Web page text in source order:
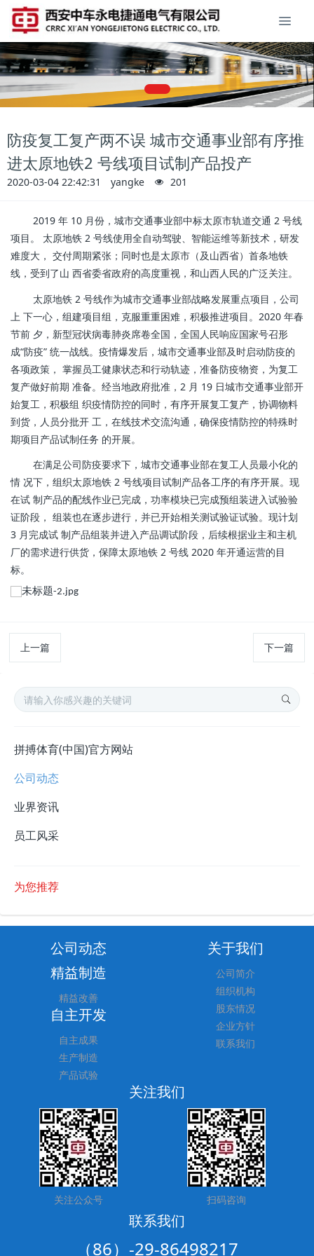
防疫复工复产两不误 城市交通事业部有序推
进太原地铁2 号线项目试制产品投产
2020-03-04 22:42:31 yangke 201
2019 年 10 月份，城市交通事业部中标太原市轨道交通 2 号线
项目。 太原地铁 2 号线使用全自动驾驶、智能运维等新技术，研发
难度大， 交付周期紧张；同时也是太原市（及山西省）首条地铁
线，受到了山 西省委省政府的高度重视，和山西人民的广泛关注。
太原地铁 2 号线作为城市交通事业部战略发展重点项目，公司
上 下一心，组建项目组，克服重重困难，积极推进项目。2020 年春
节前 夕，新型冠状病毒肺炎席卷全国，全国人民响应国家号召形
成“防疫” 统一战线。疫情爆发后，城市交通事业部及时启动防疫的
各项政策， 掌握员工健康状态和行动轨迹，准备防疫物资，为复工
复产做好前期 准备。经当地政府批准，2 月 19 日城市交通事业部开
始复工，积极组 织疫情防控的同时，有序开展复工复产，协调物料
到货，人员分批开 工，在线技术交流沟通，确保疫情防控的特殊时
期项目产品试制任务 的开展。
在满足公司防疫要求下，城市交通事业部在复工人员最小化的
情 况下，组织太原地铁 2 号线项目试制产品各工序的有序开展。现
在试 制产品的配线作业已完成，功率模块已完成预组装进入试验验
证阶段， 组装也在逐步进行，并已开始相关测试验证试验。现计划
3 月完成试 制产品组装并进入产品调试阶段，后续根据业主和主机
厂的需求进行供货，保障太原地铁 2 号线 2020 年开通运营的目
标。
上一篇 下一篇
拼搏体育(中国)官方网站
公司动态
业界资讯
员工风采
为您推荐
公司动态 关于我们
公司简介
组织机构
股东情况
企业方针
联系我们
精益制造
精益改善
自主开发
自主成果
生产制造
产品试验
关注我们
关注公众号 扫码咨询
联系我们
（86）-29-86498217